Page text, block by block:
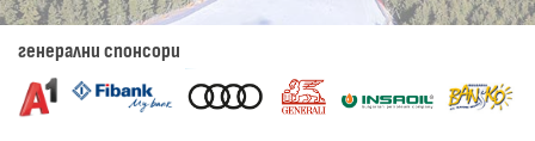
генерални спонсори